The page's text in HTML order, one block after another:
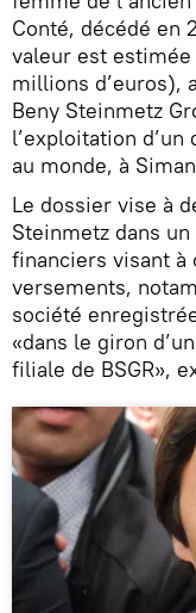
Conté, décédé en
valeur est
millions d’euros),
Beny Steinmetz
l’exploitation
au monde, à
Le dossier vise à
Steinmetz dans
financiers visant à
versements,
société
«dans le giron
filiale de BSGR»,